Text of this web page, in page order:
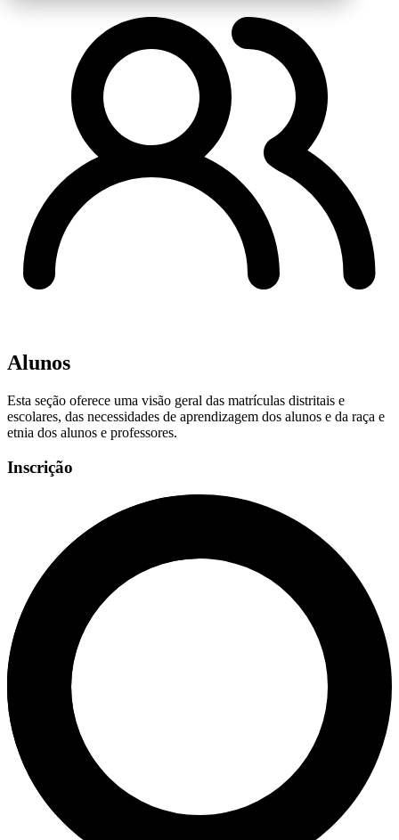
Alunos
Esta seção oferece uma visão geral das matrículas distritais e
escolares, das necessidades de aprendizagem dos alunos e da raça e
etnia dos alunos e professores.
Inscrição